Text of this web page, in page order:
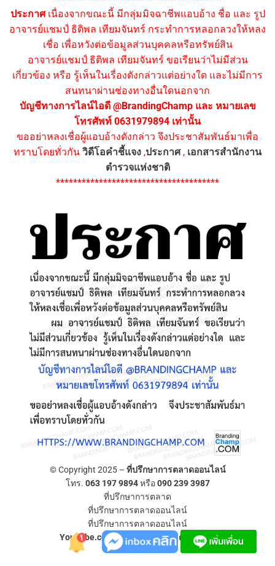
ประกาศเนื่องจากขณะนี้ มีกลุ่มมิจฉาชีพแอบอ้าง ชื่อ และ รูป
อาจารย์แชมป์ ธิติพล เทียมจันทร์ กระทำการหลอกลวงให้หลง
เชื่อ เพื่อหวังต่อข้อมูลส่วนบุคคลหรือทรัพย์สิน
อาจารย์แชมป์ ธิติพล เทียมจันทร์ ขอเรียนว่าไม่มีส่วน
เกี่ยวข้อง หรือ รู้เห็นในเรื่องดังกล่าวแต่อย่างใด และไม่มีการ
สนทนาผ่านช่องทางอื่นใดนอกจาก
บัญชีทางการไลน์ไอดี @BrandingChamp และ หมายเลข
โทรศัพท์ 0631979894 เท่านั้น
ขออย่าหลงเชื่อผู้แอบอ้างดังกล่าว จึงประชาสัมพันธ์มาเพื่อ
ทราบโดยทั่วกัน วิดีโอคำชี้แจง ,ประกาศ, เอกสารสำนักงาน
ตำรวจแห่งชาติ
**************************************
© Copyright 2025 – ที่ปรึกษาการตลาดออนไลน์
โทร. 063 197 9894หรือ090 239 3987
ที่ปรึกษาการตลาด
ที่ปรึกษาการตลาดออนไลน์
ที่ปรึกษาการตลาดออนไลน์
YouTube.com/ที่ปรึกษาการตลาดออนไลน์